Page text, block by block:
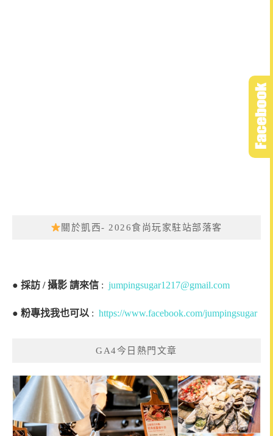
關於凱西- 2026食尚玩家駐站部落客
● 採訪 / 攝影 請來信 : jumpingsugar1217@gmail.com
● 粉專找我也可以 : https://www.facebook.com/jumpingsugar
GA4今日熱門文章